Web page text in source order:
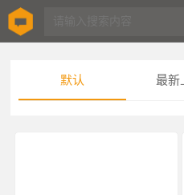
默认 最新